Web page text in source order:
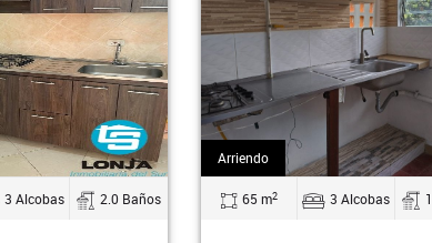
3 Alcobas 2.0 Baños
Arriendo
65 m2 3 Alcobas